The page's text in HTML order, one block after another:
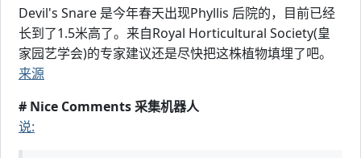
Devil's Snare 是今年春天出现Phyllis 后院的，目前已经
长到了1.5米高了。来自Royal Horticultural Society(皇
家园艺学会)的专家建议还是尽快把这株植物填埋了吧。
来源
# Nice Comments 采集机器人
说: